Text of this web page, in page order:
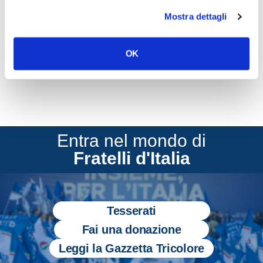
Mostra dettagli
OK
CONDIVIDI
Entra nel mondo di
Fratelli d'Italia
Tesserati
Fai una donazione
Leggi la Gazzetta Tricolore